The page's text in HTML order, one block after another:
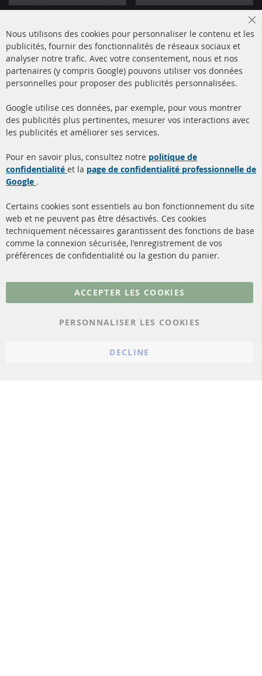
+49 (0) 4533 799000
info@contra-automotive.de
facebook
instagram
Filtres à particules diesel
(FPD)
Catalyseur (CAT)
Capteurs
Matériel de montage
à propos de nous
livraison
Contact
Résilier le contrat
Plus de liens
Conditions générales
Nous utilisons des cookies pour personnaliser le contenu et les
publicités, fournir des fonctionnalités de réseaux sociaux et
analyser notre trafic. Avec votre consentement, nous et nos
partenaires (y compris Google) pouvons utiliser vos données
personnelles pour proposer des publicités personnalisées.
Google utilise ces données, par exemple, pour vous montrer
des publicités plus pertinentes, mesurer vos interactions avec
les publicités et améliorer ses services.
Pour en savoir plus, consultez notre politique de
confidentialité et la page de confidentialité professionnelle de
Google .
Certains cookies sont essentiels au bon fonctionnement du site
web et ne peuvent pas être désactivés. Ces cookies
techniquement nécessaires garantissent des fonctions de base
comme la connexion sécurisée, l'enregistrement de vos
préférences de confidentialité ou la gestion du panier.
ACCEPTER LES COOKIES
PERSONNALISER LES COOKIES
DECLINE